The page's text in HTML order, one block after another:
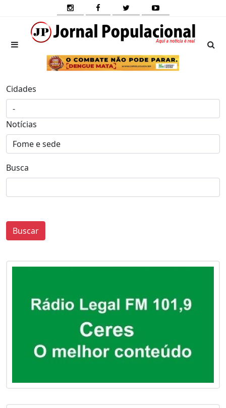
Cidades
Notícias
Busca
Buscar